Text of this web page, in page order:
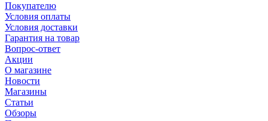
Покупателю
Условия оплаты
Условия доставки
Гарантия на товар
Вопрос-ответ
Акции
О магазине
Новости
Магазины
Статьи
Обзоры